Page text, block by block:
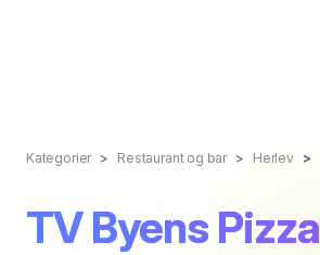
Kategorier Restaurant og bar Herlev
TV Byens Pizza